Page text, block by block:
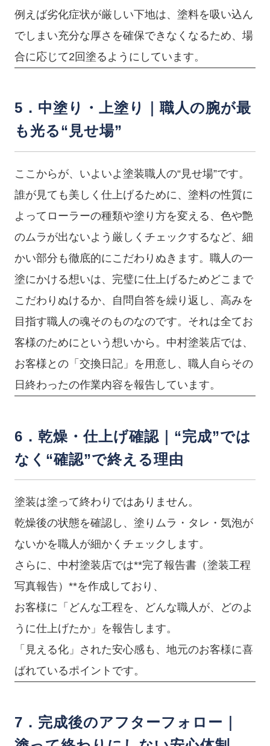
例えば劣化症状が厳しい下地は、塗料を吸い込ん
でしまい充分な厚さを確保できなくなるため、場
合に応じて2回塗るようにしています。
5．中塗り・上塗り｜職人の腕が最
も光る“見せ場”
ここからが、いよいよ塗装職人の“見せ場”です。
誰が見ても美しく仕上げるために、塗料の性質に
よってローラーの種類や塗り方を変える、色や艶
のムラが出ないよう厳しくチェックするなど、細
かい部分も徹底的にこだわりぬきます。職人の一
塗にかける想いは、完璧に仕上げるためどこまで
こだわりぬけるか、自問自答を繰り返し、高みを
目指す職人の魂そのものなのです。それは全てお
客様のためにという想いから。中村塗装店では、
お客様との「交換日記」を用意し、職人自らその
日終わったの作業内容を報告しています。
6．乾燥・仕上げ確認｜“完成”では
なく“確認”で終える理由
塗装は塗って終わりではありません。
乾燥後の状態を確認し、塗りムラ・タレ・気泡が
ないかを職人が細かくチェックします。
さらに、中村塗装店では**完了報告書（塗装工程
写真報告）**を作成しており、
お客様に「どんな工程を、どんな職人が、どのよ
うに仕上げたか」を報告します。
「見える化」された安心感も、地元のお客様に喜
ばれているポイントです。
7．完成後のアフターフォロー｜